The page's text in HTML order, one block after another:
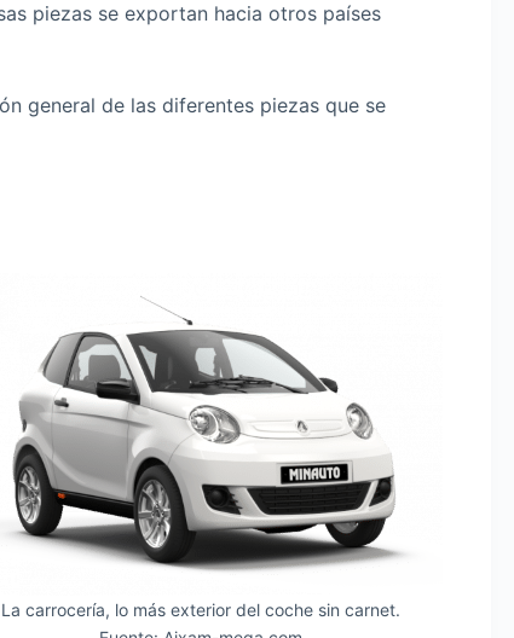
piezas se exportan hacia otros países
general de las diferentes piezas que se
La carrocería, lo más exterior del coche sin carnet.